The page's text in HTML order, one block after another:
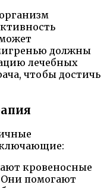
должны
лечебных
чтобы достичь
кровеносные
Они помогают